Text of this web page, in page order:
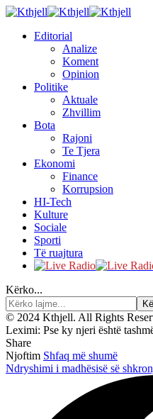
Editorial
Analize
Koment
Opinion
Politike
Aktuale
Zhvillim
Bota
Rajoni
Te Tjera
Ekonomi
Finance
Korrupsion
HI-Tech
Kulture
Sociale
Sporti
Të ruajtura
Kërko...
© 2024 Kthjell. All Rights
Leximi: Pse ky njeri është
Share
Njoftim Shfaq më shumë
Ndryshimi i madhësisë së